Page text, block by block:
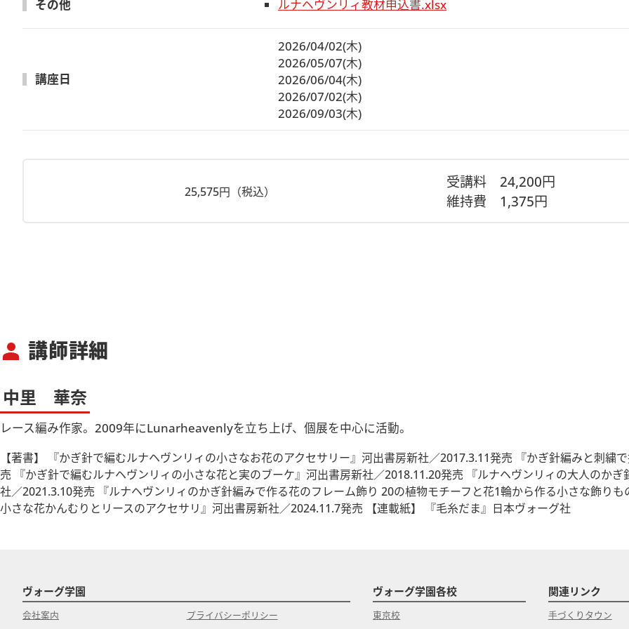
その他 ルナヘヴンリィ教材申込書.xlsx
講座日
2026/04/02(木)
2026/05/07(木)
2026/06/04(木)
2026/07/02(木)
2026/09/03(木)
25,575円（税込）
受講料 24,200円
維持費 1,375円
person 講師詳細
中里 華奈
レース編み作家。2009年にLunarheavenlyを立ち上げ、個展を中心に活動。
【著書】 『かぎ針で編むルナヘヴンリィの小さなお花のアクセサリー』河出書房新社／2017.3.11発売 『かぎ針編みと刺
売 『かぎ針で編むルナヘヴンリィの小さな花と実のブーケ』河出書房新社／2018.11.20発売 『ルナヘヴンリィの大人のか
社／2021.3.10発売 『ルナヘヴンリィのかぎ針編みで作る花のフレーム飾り 20の植物モチーフと花1輪から作る小さな飾り
小さな花かんむりとリースのアクセサリ』河出書房新社／2024.11.7発売 【連載紙】 『毛糸だま』日本ヴォーグ社
ヴォーグ学園
会社案内
プライバシーポリシー
ヴォーグ学園各校
東京校
関連リンク
手づくりタウン